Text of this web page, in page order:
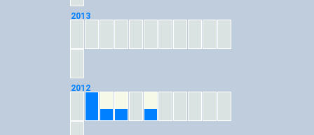
2013
2012